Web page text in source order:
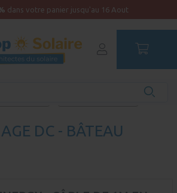
dans votre panier jusqu'au 16 Aout
DC - BÂTEAU